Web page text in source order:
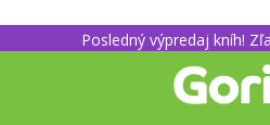
Posledný výpredaj kníh!